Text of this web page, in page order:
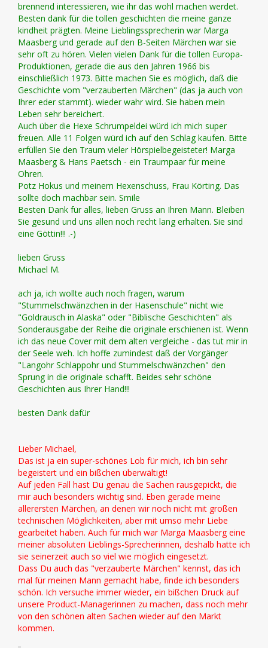
brennend interessieren, wie ihr das wohl machen werdet.
Besten dank für die tollen geschichten die meine ganze
kindheit prägten. Meine Lieblingssprecherin war Marga
Maasberg und gerade auf den B-Seiten Märchen war sie
sehr oft zu hören. Vielen vielen Dank für die tollen Europa-
Produktionen, gerade die aus den Jahren 1966 bis
einschließlich 1973. Bitte machen Sie es möglich, daß die
Geschichte vom "verzauberten Märchen" (das ja auch von
Ihrer eder stammt). wieder wahr wird. Sie haben mein
Leben sehr bereichert.
Auch über die Hexe Schrumpeldei würd ich mich super
freuen. Alle 11 Folgen würd ich auf den Schlag kaufen. Bitte
erfüllen Sie den Traum vieler Hörspielbegeisteter! Marga
Maasberg & Hans Paetsch - ein Traumpaar für meine
Ohren.
Potz Hokus und meinem Hexenschuss, Frau Körting. Das
sollte doch machbar sein. Smile
Besten Dank für alles, lieben Gruss an Ihren Mann. Bleiben
Sie gesund und uns allen noch recht lang erhalten. Sie sind
eine Göttin!!! .-)
lieben Gruss
Michael M.
ach ja, ich wollte auch noch fragen, warum
"Stummelschwänzchen in der Hasenschule" nicht wie
"Goldrausch in Alaska" oder "Biblische Geschichten" als
Sonderausgabe der Reihe die originale erschienen ist. Wenn
ich das neue Cover mit dem alten vergleiche - das tut mir in
der Seele weh. Ich hoffe zumindest daß der Vorgänger
"Langohr Schlappohr und Stummelschwänzchen" den
Sprung in die originale schafft. Beides sehr schöne
Geschichten aus Ihrer Hand!!!
besten Dank dafür
Lieber Michael,
Das ist ja ein super-schönes Lob für mich, ich bin sehr
begeistert und ein bißchen überwältigt!
Auf jeden Fall hast Du genau die Sachen rausgepickt, die
mir auch besonders wichtig sind. Eben gerade meine
allerersten Märchen, an denen wir noch nicht mit großen
technischen Möglichkeiten, aber mit umso mehr Liebe
gearbeitet haben. Auch für mich war Marga Maasberg eine
meiner absoluten Lieblings-Sprecherinnen, deshalb hatte ich
sie seinerzeit auch so viel wie möglich eingesetzt.
Dass Du auch das "verzauberte Märchen" kennst, das ich
mal für meinen Mann gemacht habe, finde ich besonders
schön. Ich versuche immer wieder, ein bißchen Druck auf
unsere Product-Managerinnen zu machen, dass noch mehr
von den schönen alten Sachen wieder auf den Markt
kommen.